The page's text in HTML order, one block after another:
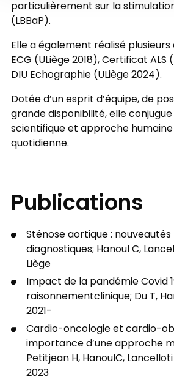
particulièrement sur la
(LBBaP).
Elle a également réalisé
ECG (ULiège 2018), Certificat ALS
DIU Echographie (ULiège 2024).
Dotée d’un esprit d’équipe, de
grande disponibilité, elle
scientifique et approche
quotidienne.
Publications
Sténose aortique :
diagnostiques; Hanoul C,
Liège
Impact de la pandémie Covid
raisonnementclinique; Du T,
2021-
Cardio-oncologie et cardio-
importance d’une approche
Petitjean H, HanoulC,
2023